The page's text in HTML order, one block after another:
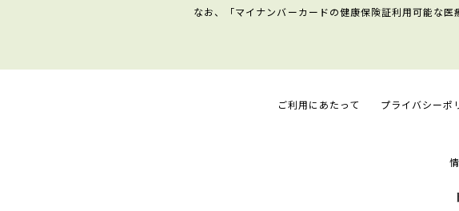
なお、「マイナンバーカードの健康保険証利用可能な
ご利用にあたって プライバシーポ